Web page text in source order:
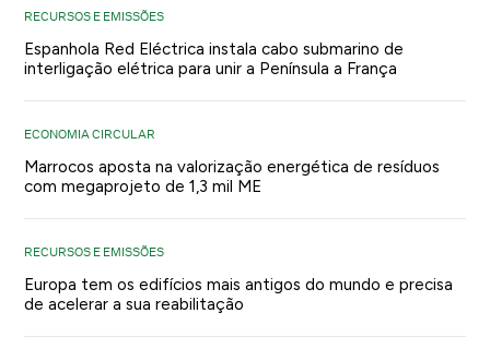
RECURSOS E EMISSÕES
Espanhola Red Eléctrica instala cabo submarino de
interligação elétrica para unir a Península a França
ECONOMIA CIRCULAR
Marrocos aposta na valorização energética de resíduos
com megaprojeto de 1,3 mil ME
RECURSOS E EMISSÕES
Europa tem os edifícios mais antigos do mundo e precisa
de acelerar a sua reabilitação